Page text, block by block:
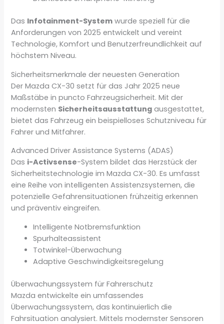
Das Infotainment-System wurde speziell für die
Anforderungen von 2025 entwickelt und vereint
Technologie, Komfort und Benutzerfreundlichkeit auf
höchstem Niveau.
Sicherheitsmerkmale der neuesten Generation
Der Mazda CX-30 setzt für das Jahr 2025 neue
Maßstäbe in puncto Fahrzeugsicherheit. Mit der
modernsten Sicherheitsausstattung ausgestattet,
bietet das Fahrzeug ein beispielloses Schutzniveau für
Fahrer und Mitfahrer.
Advanced Driver Assistance Systems (ADAS)
Das i-Activsense-System bildet das Herzstück der
Sicherheitstechnologie im Mazda CX-30. Es umfasst
eine Reihe von intelligenten Assistenzsystemen, die
potenzielle Gefahrensituationen frühzeitig erkennen
und präventiv eingreifen.
Intelligente Notbremsfunktion
Spurhalteassistent
Totwinkel-Überwachung
Adaptive Geschwindigkeitsregelung
Überwachungssystem für Fahrerschutz
Mazda entwickelte ein umfassendes
Überwachungssystem, das kontinuierlich die
Fahrsituation analysiert. Mittels modernster Sensoren